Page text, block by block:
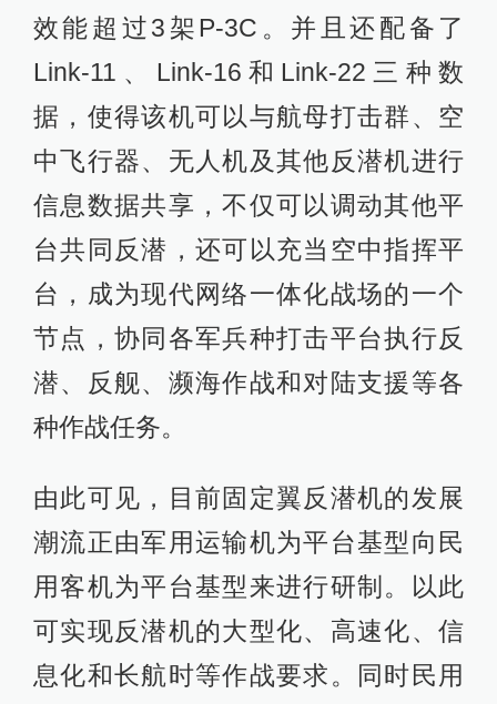
效能超过3架P-3C。并且还配备了
Link-11、Link-16和Link-22三种数
据，使得该机可以与航母打击群、空
中飞行器、无人机及其他反潜机进行
信息数据共享，不仅可以调动其他平
台共同反潜，还可以充当空中指挥平
台，成为现代网络一体化战场的一个
节点，协同各军兵种打击平台执行反
潜、反舰、濒海作战和对陆支援等各
种作战任务。
由此可见，目前固定翼反潜机的发展
潮流正由军用运输机为平台基型向民
用客机为平台基型来进行研制。以此
可实现反潜机的大型化、高速化、信
息化和长航时等作战要求。同时民用